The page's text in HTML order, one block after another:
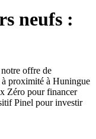
neufs :
offre de
proximité à Huningue
Zéro pour financer
Pinel pour investir